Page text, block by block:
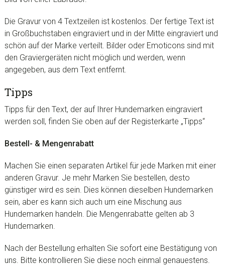
Die Gravur von 4 Textzeilen ist kostenlos. Der fertige Text ist
in Großbuchstaben eingraviert und in der Mitte eingraviert und
schön auf der Marke verteilt. Bilder oder Emoticons sind mit
den Graviergeräten nicht möglich und werden, wenn
angegeben, aus dem Text entfernt.
Tipps
Tipps für den Text, der auf Ihrer Hundemarken eingraviert
werden soll, finden Sie oben auf der Registerkarte „Tipps“
Bestell- & Mengenrabatt
Machen Sie einen separaten Artikel für jede Marken mit einer
anderen Gravur. Je mehr Marken Sie bestellen, desto
günstiger wird es sein. Dies können dieselben Hundemarken
sein, aber es kann sich auch um eine Mischung aus
Hundemarken handeln. Die Mengenrabatte gelten ab 3
Hundemarken.
Nach der Bestellung erhalten Sie sofort eine Bestätigung von
uns. Bitte kontrollieren Sie diese noch einmal genauestens.